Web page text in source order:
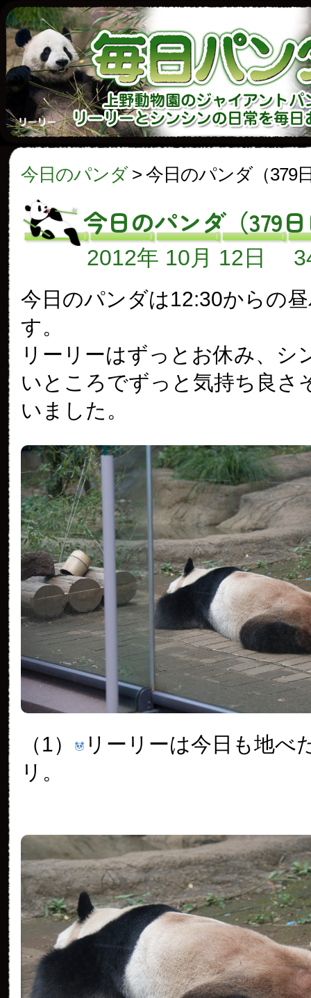
今日のパンダ> 今日のパンダ（379
今日のパンダ（379
2012年 10月 12日
今日のパンダは12:30からの
す。
リーリーはずっとお休み、シ
いところでずっと気持ち良さ
いました。
（1）
リーリーは今日も地べ
リ。